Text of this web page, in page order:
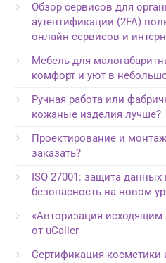
Обзор сервисов для
аутентификации (2FA)
онлайн-сервисов и
Мебель для
комфорт и уют в
Ручная работа или
кожаные изделия лучше?
Проектирование и
заказать?
ISO 27001: защита
безопасность на новом
«Авторизация
от uCaller
Сертификация косметики